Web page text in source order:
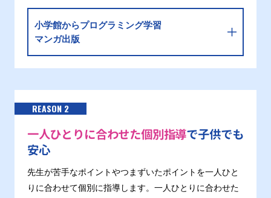
小学館からプログラミング学習
マンガ出版
REASON 2
一人ひとりに合わせた個別指導で子供でも
安心
先生が苦手なポイントやつまずいたポイントを一人ひと
りに合わせて個別に指導します。一人ひとりに合わせた